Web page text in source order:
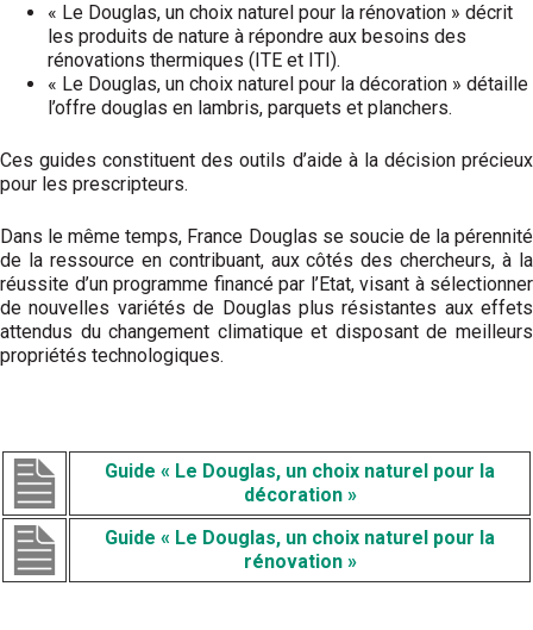
« Le Douglas, un choix naturel pour la rénovation » décrit
les produits de nature à répondre aux besoins des
rénovations thermiques (ITE et ITI).
« Le Douglas, un choix naturel pour la décoration » détaille
l’offre douglas en lambris, parquets et planchers.
Ces guides constituent des outils d’aide à la décision précieux
pour les prescripteurs.
Dans le même temps, France Douglas se soucie de la pérennité
de la ressource en contribuant, aux côtés des chercheurs, à la
réussite d’un programme financé par l’Etat, visant à sélectionner
de nouvelles variétés de Douglas plus résistantes aux effets
attendus du changement climatique et disposant de meilleurs
propriétés technologiques.
Guide « Le Douglas, un choix naturel pour la
décoration »
Guide « Le Douglas, un choix naturel pour la
rénovation »